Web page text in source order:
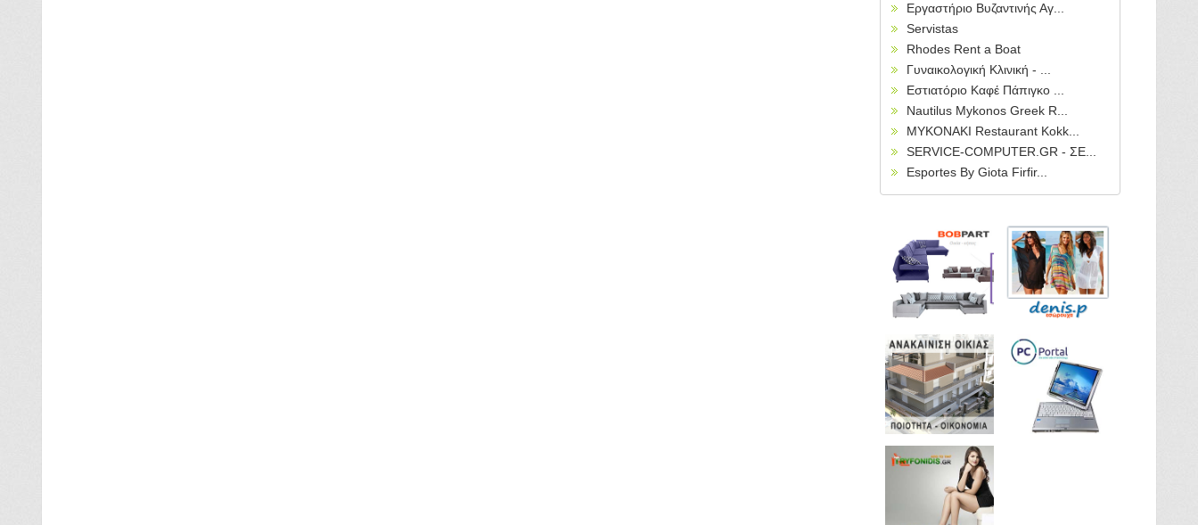
Εργαστήριο Βυζαντινής Αγ...
Servistas
Rhodes Rent a Boat
Γυναικολογική Κλινική - ...
Εστιατόριο Καφέ Πάπιγκο ...
Nautilus Mykonos Greek R...
MYKONAKI Restaurant Kokk...
SERVICE-COMPUTER.GR - ΣΕ...
Esportes By Giota Firfir...